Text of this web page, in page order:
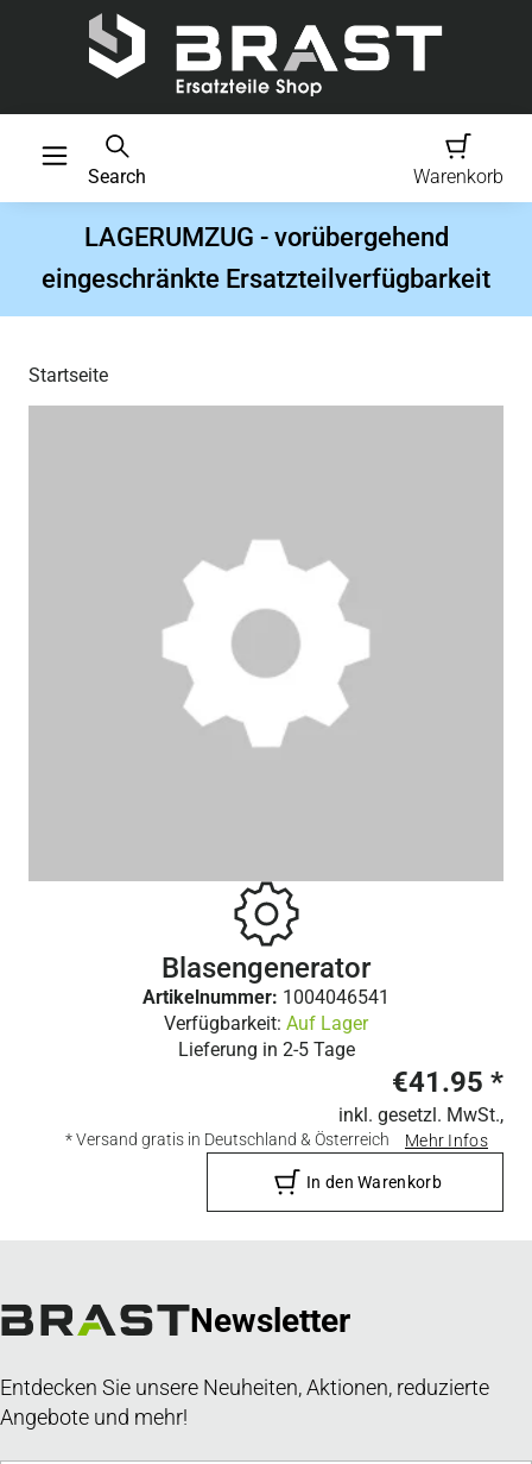
Search Warenkorb
LAGERUMZUG - vorübergehend
eingeschränkte Ersatzteilverfügbarkeit
Startseite
Blasengenerator
Artikelnummer: 1004046541
Verfügbarkeit: Auf Lager
Lieferung in 2-5 Tage
€41.95 *
inkl. gesetzl. MwSt.,
* Versand gratis in Deutschland & Österreich Mehr Infos
In den Warenkorb
Newsletter
Entdecken Sie unsere Neuheiten, Aktionen, reduzierte
Angebote und mehr!